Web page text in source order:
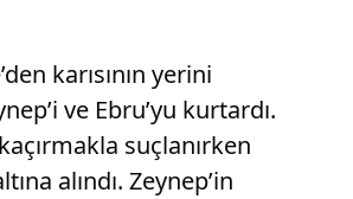
karısının yerini
ve Ebru’yu kurtardı.
suçlanırken
alındı. Zeynep’in